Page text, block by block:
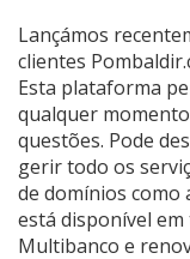
Lançámos
clientes
Esta plataforma
qualquer
questões. Pode
gerir todo os
de domínios como
está disponível
Multibanco e